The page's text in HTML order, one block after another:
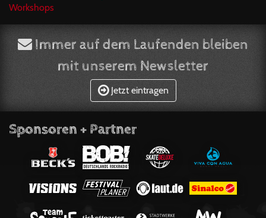
Workshops
Immer auf dem Laufenden bleiben
mit unserem Newsletter
Jetzt eintragen
Sponsoren + Partner